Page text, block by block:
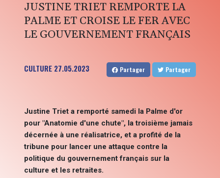
JUSTINE TRIET REMPORTE LA
PALME ET CROISE LE FER AVEC
LE GOUVERNEMENT FRANÇAIS
CULTURE 27.05.2023 Partager Partager
Justine Triet a remporté samedi la Palme d'or
pour "Anatomie d'une chute", la troisième jamais
décernée à une réalisatrice, et a profité de la
tribune pour lancer une attaque contre la
politique du gouvernement français sur la
culture et les retraites.